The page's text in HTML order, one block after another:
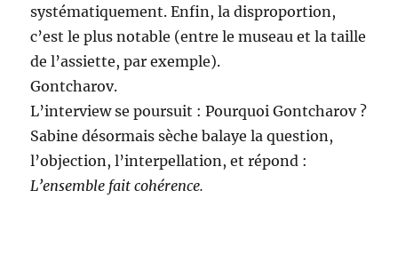
systématiquement. Enfin, la disproportion,
c’est le plus notable (entre le museau et la taille
de l’assiette, par exemple).
Gontcharov.
L’interview se poursuit : Pourquoi Gontcharov ?
Sabine désormais sèche balaye la question,
l’objection, l’interpellation, et répond :
L’ensemble fait cohérence.